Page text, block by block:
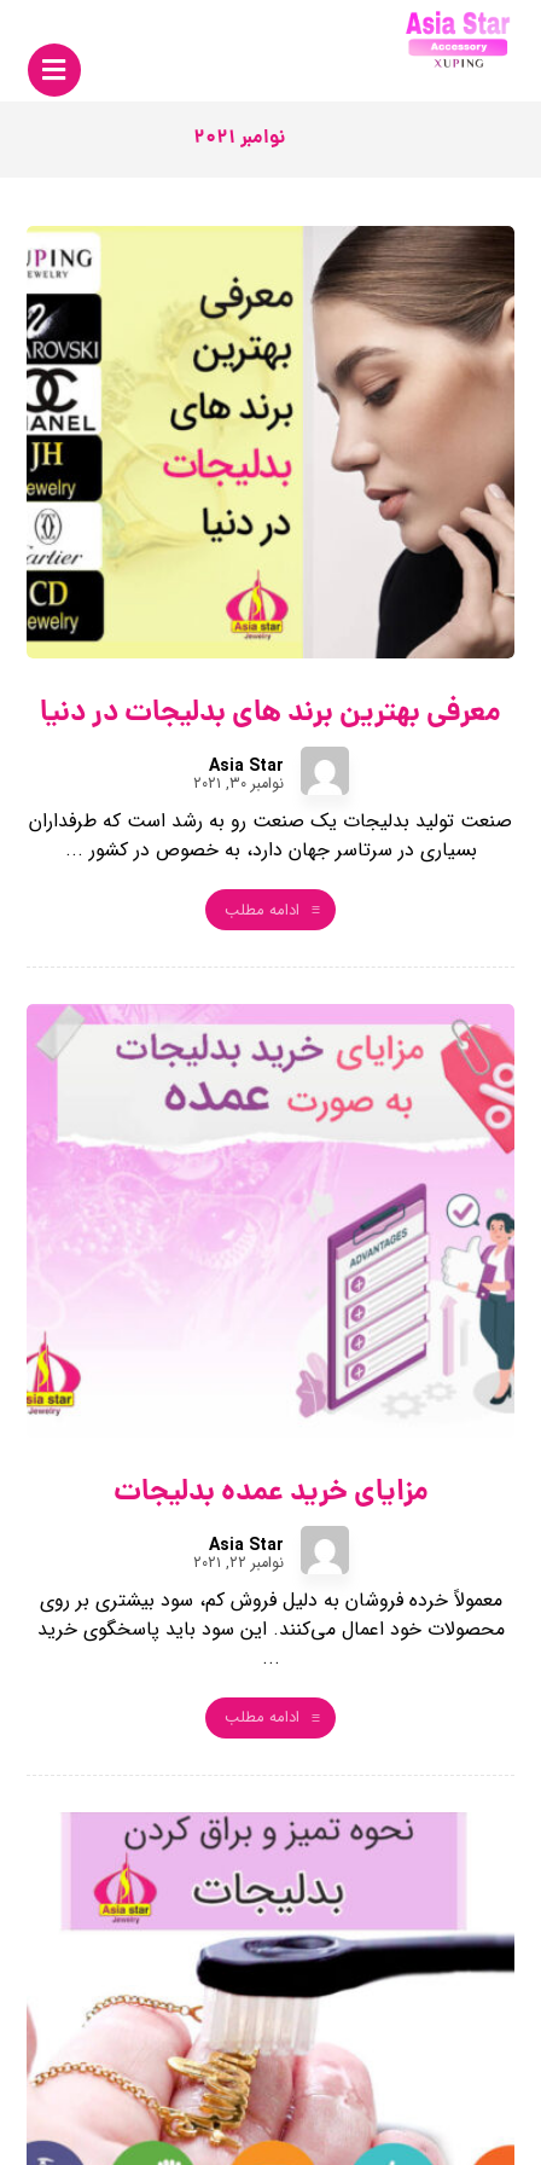
نوامبر 2021
معرفی بهترین برند های بدلیجات در دنیا
Asia Star
نوامبر ۳۰, ۲۰۲۱
صنعت تولید بدلیجات یک صنعت رو به ‌رشد است که طرفداران
بسیاری در سرتاسر جهان دارد، به ‌خصوص در کشور ...
ادامه مطلب
مزایای خرید عمده بدلیجات
Asia Star
نوامبر ۲۲, ۲۰۲۱
معمولاً خرده ‌فروشان به دلیل فروش کم، سود بیشتری بر روی
محصولات خود اعمال می‌کنند. این سود باید پاسخگوی خرید
...
ادامه مطلب